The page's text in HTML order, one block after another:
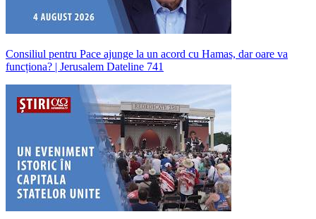
Consiliul pentru Pace ajunge la un acord cu Hamas, dar oare va
funcționa? | Jerusalem Dateline 741